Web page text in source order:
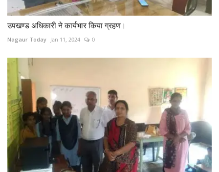
उपखण्ड अधिकारी ने कार्यभार किया ग्रहण।
Nagaur Today Jan 11, 2024 0